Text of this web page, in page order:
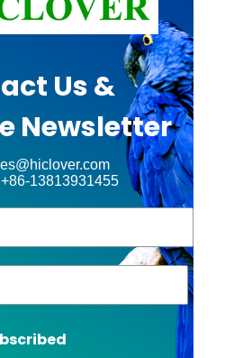
Us &
Newsletter
13813931455